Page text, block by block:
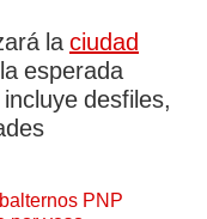
la ciudad
esperada
desfiles,
PNP